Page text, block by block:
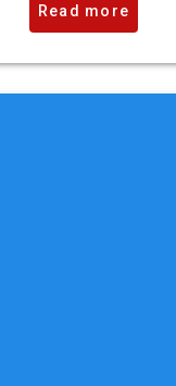
Read more